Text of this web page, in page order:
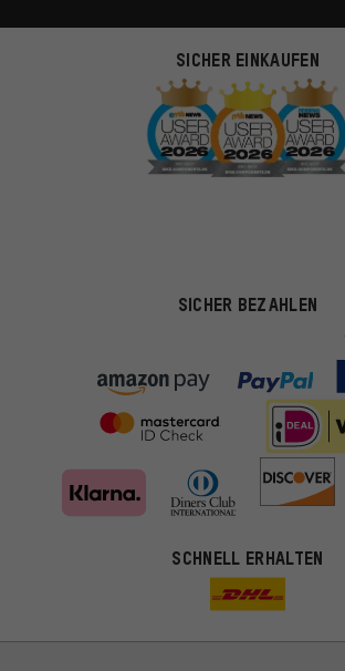
SICHER EINKAUFEN
SICHER BEZAHLEN
SCHNELL ERHALTEN